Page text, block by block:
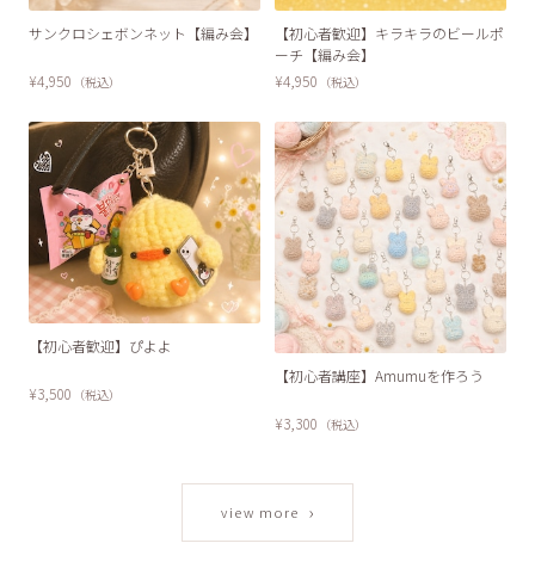
サンクロシェボンネット【編み会】
¥4,950 （税込）
SOLD OUT
【初心者歓迎】キラキラのビールポ
ーチ【編み会】
¥4,950 （税込）
【初心者歓迎】ぴよよ
¥3,500 （税込）
SOLD OUT
【初心者講座】Amumuを作ろう
¥3,300 （税込）
view more ›